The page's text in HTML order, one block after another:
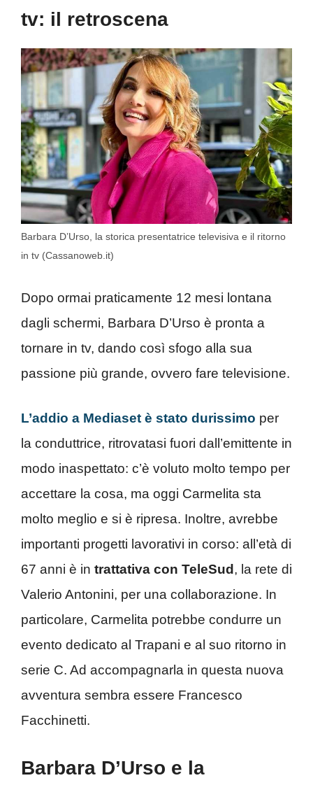
tv: il retroscena
Barbara D’Urso, la storica presentatrice televisiva e il ritorno
in tv (Cassanoweb.it)
Dopo ormai praticamente 12 mesi lontana
dagli schermi, Barbara D’Urso è pronta a
tornare in tv, dando così sfogo alla sua
passione più grande, ovvero fare televisione.
L’addio a Mediaset è stato durissimo per
la conduttrice, ritrovatasi fuori dall’emittente in
modo inaspettato: c’è voluto molto tempo per
accettare la cosa, ma oggi Carmelita sta
molto meglio e si è ripresa. Inoltre, avrebbe
importanti progetti lavorativi in corso: all’età di
67 anni è in trattativa con TeleSud , la rete di
Valerio Antonini, per una collaborazione. In
particolare, Carmelita potrebbe condurre un
evento dedicato al Trapani e al suo ritorno in
serie C. Ad accompagnarla in questa nuova
avventura sembra essere Francesco
Facchinetti.
Barbara D’Urso e la